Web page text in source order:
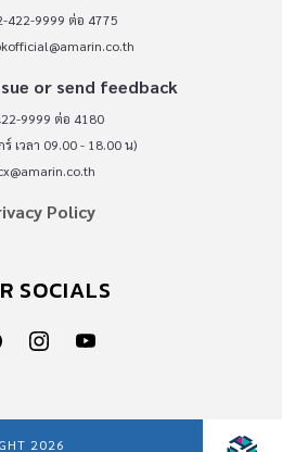
422-9999 ต่อ 4775
or send feedback
9999 ต่อ 4180
เวลา 09.00 - 18.00 น)
Policy
SOCIALS
2026